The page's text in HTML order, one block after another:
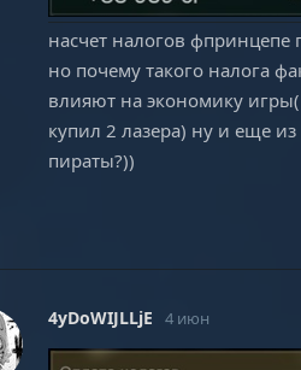
насчет налогов фпринцепе
но почему такого налога
влияют на экономику
купил 2 лазера) ну и еще
пираты?))
4yDoWIJLLjE 4 июн